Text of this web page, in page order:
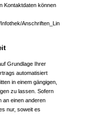
Kontaktdaten können
Anschriften_Links/
Grundlage Ihrer
automatisiert
in einem gängigen,
zu lassen. Sofern
an einen anderen
nur, soweit es